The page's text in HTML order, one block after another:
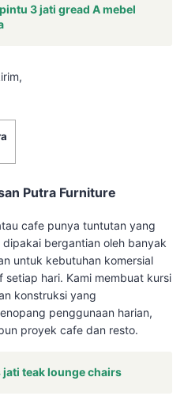
3 jati gread A mebel
Putra Furniture
cafe punya tuntutan yang
bergantian oleh banyak
untuk kebutuhan komersial
setiap hari. Kami membuat kursi
konstruksi yang
penggunaan harian,
proyek cafe dan resto.
teak lounge chairs